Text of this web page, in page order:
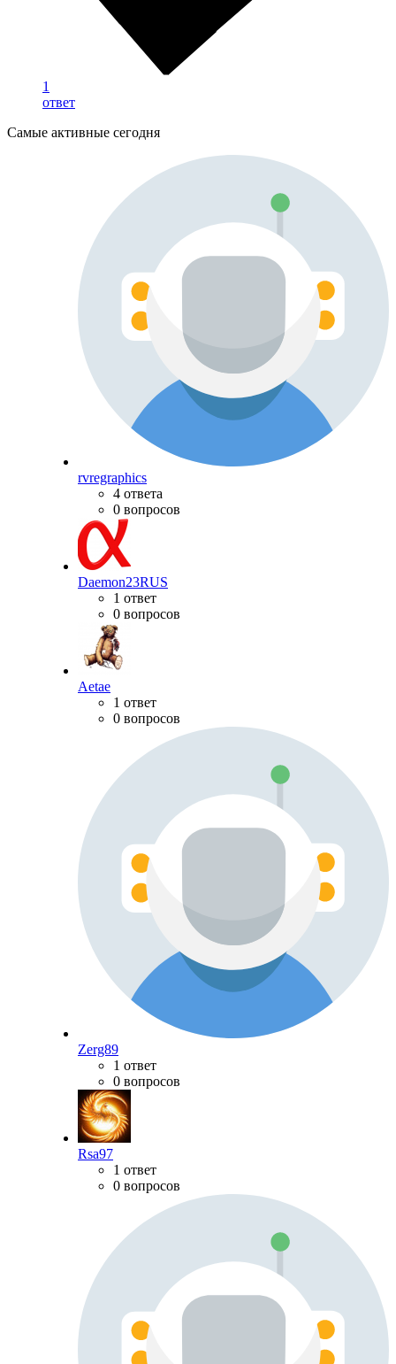
1
ответ
Самые активные сегодня
rvregraphics
4 ответа
0 вопросов
Daemon23RUS
1 ответ
0 вопросов
Aetae
1 ответ
0 вопросов
Zerg89
1 ответ
0 вопросов
Rsa97
1 ответ
0 вопросов